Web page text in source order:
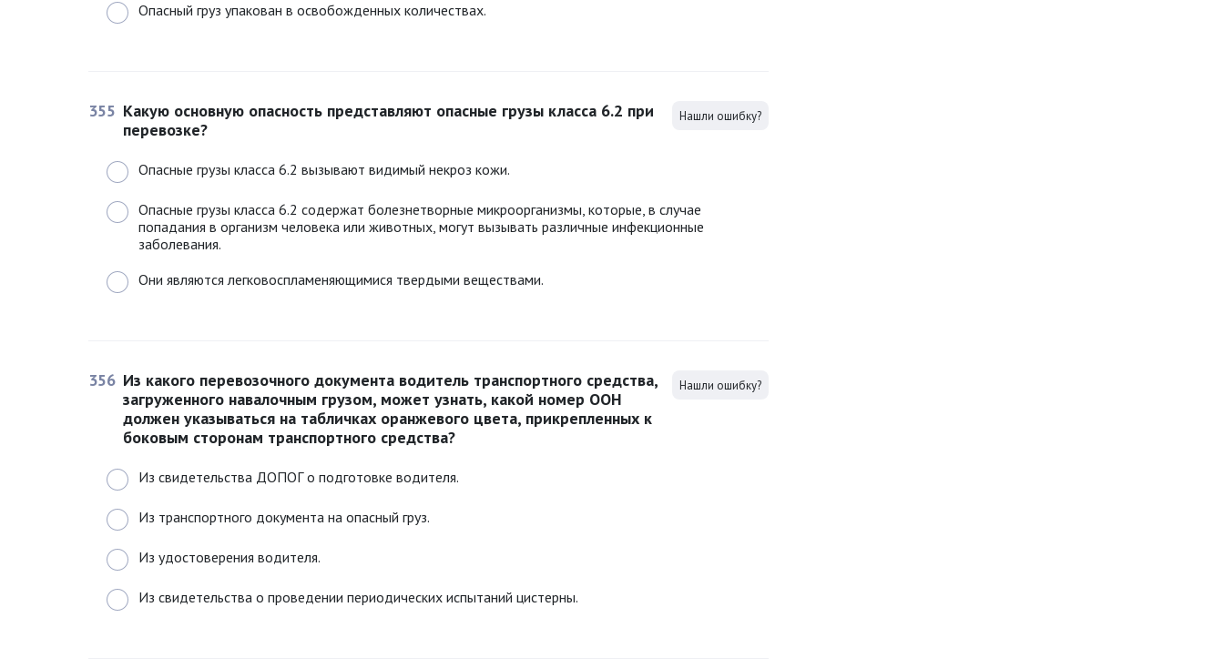
Опасный груз упакован в освобожденных количествах.
355 Какую основную опасность представляют опасные грузы класса 6.2 при
перевозке?
Нашли ошибку?
Опасные грузы класса 6.2 вызывают видимый некроз кожи.
Опасные грузы класса 6.2 содержат болезнетворные микроорганизмы, которые, в случае
попадания в организм человека или животных, могут вызывать различные инфекционные
заболевания.
Они являются легковоспламеняющимися твердыми веществами.
356 Из какого перевозочного документа водитель транспортного средства,
загруженного навалочным грузом, может узнать, какой номер ООН
должен указываться на табличках оранжевого цвета, прикрепленных к
боковым сторонам транспортного средства?
Нашли ошибку?
Из свидетельства ДОПОГ о подготовке водителя.
Из транспортного документа на опасный груз.
Из удостоверения водителя.
Из свидетельства о проведении периодических испытаний цистерны.